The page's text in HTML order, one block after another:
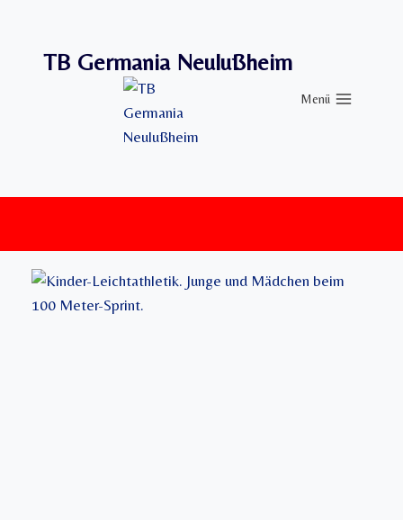
springenTB Germania Neulußheim
Menü